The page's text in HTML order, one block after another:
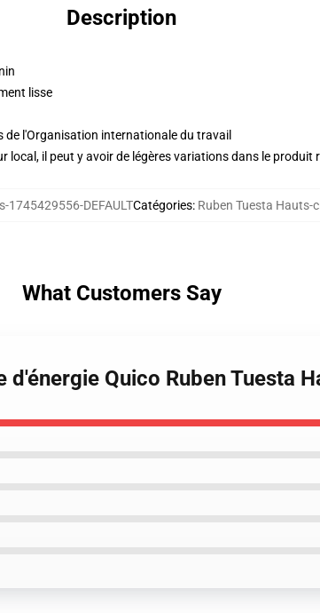
Description
lisse
de l'Organisation internationale du travail
il peut y avoir de légères variations dans le produit
1745429556-DEFAULTCatégories: Ruben Tuesta Hauts-
What Customers Say
Quico Ruben Tuesta